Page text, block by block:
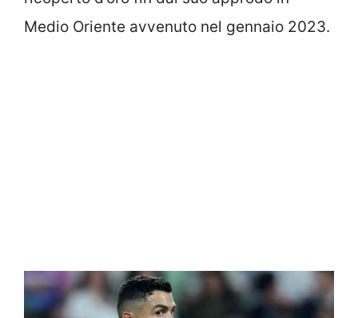
Medio Oriente avvenuto nel gennaio 2023.